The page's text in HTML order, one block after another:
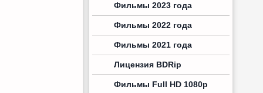
Фильмы 2023 года
Фильмы 2022 года
Фильмы 2021 года
Лицензия BDRip
Фильмы Full HD 1080p